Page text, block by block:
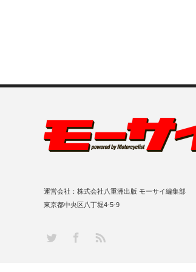
運営会社：株式会社八重洲出版 モーサイ編集部
東京都中央区八丁堀4-5-9
Twitter Facebook
RSS